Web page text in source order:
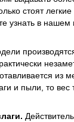
стоят
узнать в нашем
из
и пыли, то вес